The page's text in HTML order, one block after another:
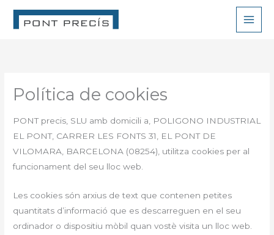
Política de cookies
PONT precis, SLU amb domicili a, POLIGONO INDUSTRIAL
EL PONT, CARRER LES FONTS 31, EL PONT DE
VILOMARA, BARCELONA (08254), utilitza cookies per al
funcionament del seu lloc web.
Les cookies són arxius de text que contenen petites
quantitats d’informació que es descarreguen en el seu
ordinador o dispositiu mòbil quan vostè visita un lloc web.